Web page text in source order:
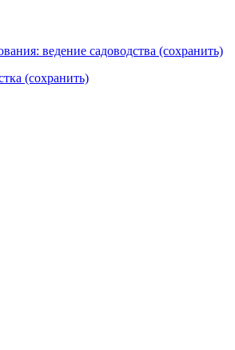
ведение садоводства (сохранить)
(сохранить)